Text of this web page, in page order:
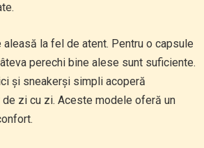
la fel de atent. Pentru o capsule
perechi bine alese sunt suficiente.
și sneakerși simpli acoperă
zi cu zi. Aceste modele oferă un